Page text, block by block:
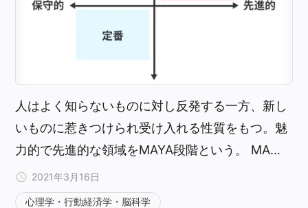
人はよく知らないものに対し反発する一方、新し
いものに惹きつけられ受け入れる性質をもつ。魅
力的で先進的な領域をMAYA段階という。 MA…
2021年3月16日
心理学・行動経済学・脳科学